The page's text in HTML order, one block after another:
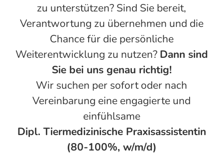
zu unterstützen? Sind Sie bereit,
Verantwortung zu übernehmen und die
Chance für die persönliche
Weiterentwicklung zu nutzen? Dann sind
Sie bei uns genau richtig!
Wir suchen per sofort oder nach
Vereinbarung eine engagierte und
einfühlsame
Dipl. Tiermedizinische Praxisassistentin
(80-100%, w/m/d)